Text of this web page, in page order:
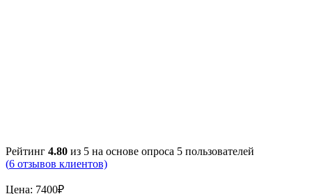
Рейтинг 4.80 из 5 на основе опроса 5 пользователей
(6 отзывов клиентов)
Цена: 7400₽